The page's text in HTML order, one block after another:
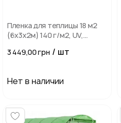
Пленка для теплицы 18 м2
(6х3х2м) 140 г/м2, UV,
морозостойкая, Зеленая
3 449,00 грн / шт
Нет в наличии